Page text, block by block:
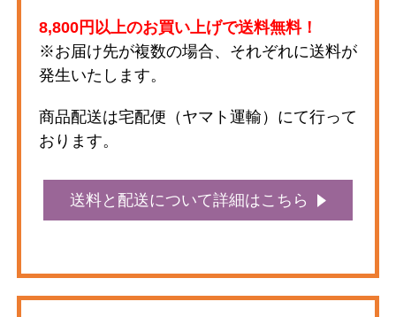
8,800円以上のお買い上げで送料無料！
※お届け先が複数の場合、それぞれに送料が
発生いたします。
商品配送は宅配便（ヤマト運輸）にて行って
おります。
送料と配送について詳細はこちら